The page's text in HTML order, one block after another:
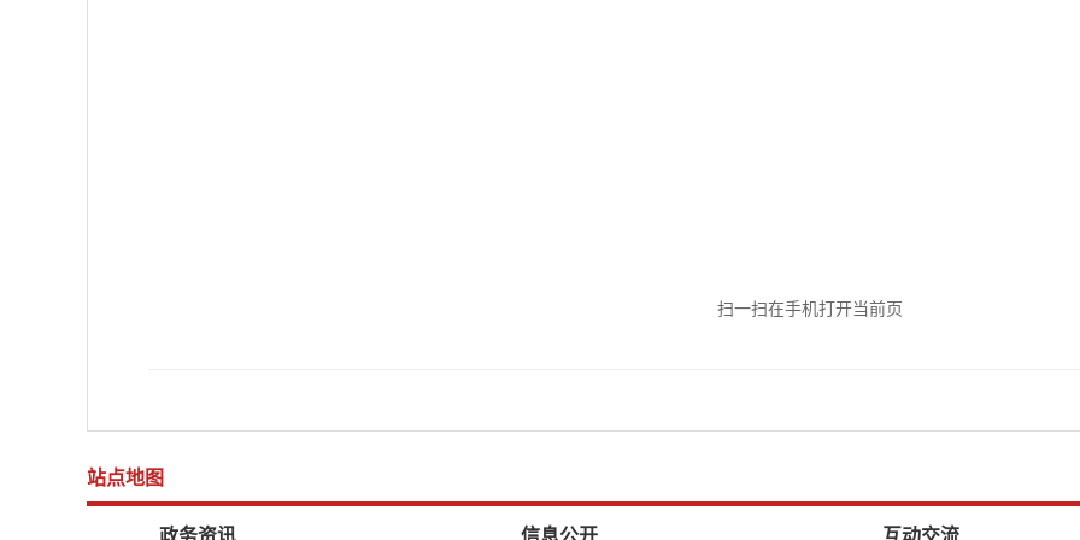
扫一扫在手机打开当前页
站点地图
政务资讯 信息公开 互动交流